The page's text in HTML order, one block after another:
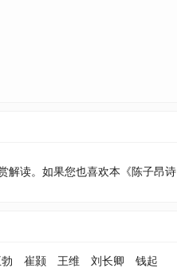
解读。如果您也喜欢本《陈子昂诗
崔颢 王维 刘长卿
钱起